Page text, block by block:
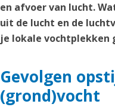
en afvoer van lucht.
uit de lucht en de
je lokale vochtplekken
Gevolgen
(grond)vocht